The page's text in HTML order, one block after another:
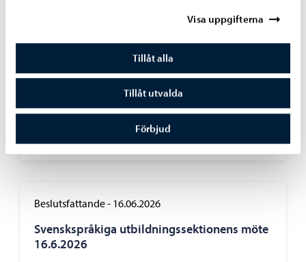
Visa uppgifterna
Tillåt alla
Tillåt utvalda
Förbjud
03.08.2026
Nätverkssäkerheten för elevernas datorer
stärks med en tjänst som blockerar skadliga
webbplatser
Beslutsfattande- 16.06.2026
Svenskspråkiga utbildningssektionens möte
16.6.2026